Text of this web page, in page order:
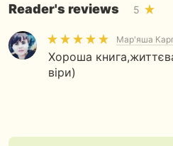
Reader's reviews 5
Мар'яша
Хороша
віри)